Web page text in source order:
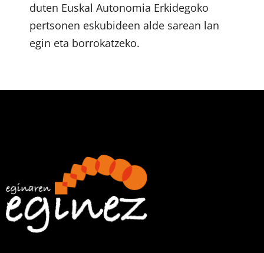
duten Euskal Autonomia Erkidegoko
pertsonen eskubideen alde sarean lan
egin eta borrokatzeko.